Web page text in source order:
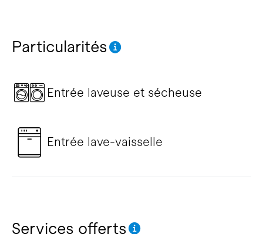
Particularités
Entrée laveuse et sécheuse
Entrée lave-vaisselle
Services offerts